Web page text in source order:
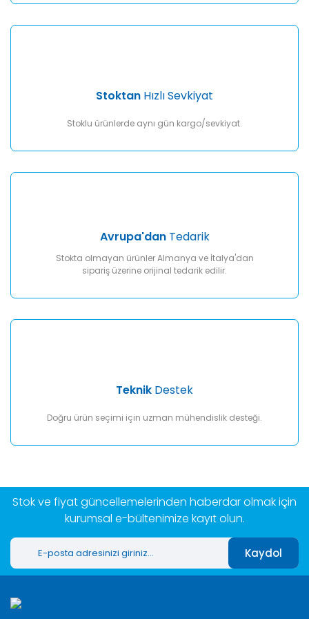
Stoktan Hızlı Sevkiyat
Stoklu ürünlerde aynı gün kargo/sevkiyat.
Avrupa'danTedarik
Stokta olmayan ürünler Almanya ve İtalya'dan
sipariş üzerine orijinal tedarik edilir.
Teknik Destek
Doğru ürün seçimi için uzman mühendislik desteği.
Stok ve fiyat güncellemelerinden haberdar olmak için
kurumsal e-bültenimize kayıt olun.
Kaydol